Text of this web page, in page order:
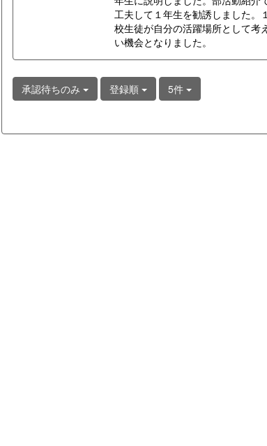
工夫して１年生を勧誘しました。
校生徒が自分の活躍場所として考
い機会となりました。
承認待ちのみ 登録順 5件